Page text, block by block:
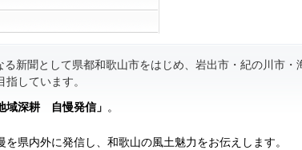
新聞として県都和歌山市をはじめ、岩出市・紀の川市・
しています。
域深耕 自慢発信」 。
県内外に発信し、和歌山の風土魅力をお伝えします。